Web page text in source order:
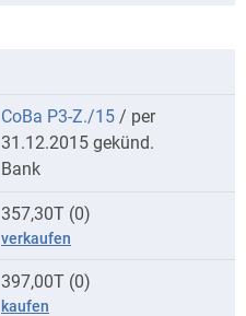
CoBa P3-Z./15 / per
31.12.2015 gekünd.
Bank
357,30T (0)
verkaufen
397,00T (0)
kaufen